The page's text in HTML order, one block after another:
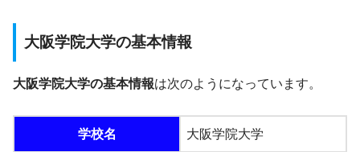
大阪学院大学の基本情報
大阪学院大学の基本情報は次のようになっています。
学校名 大阪学院大学